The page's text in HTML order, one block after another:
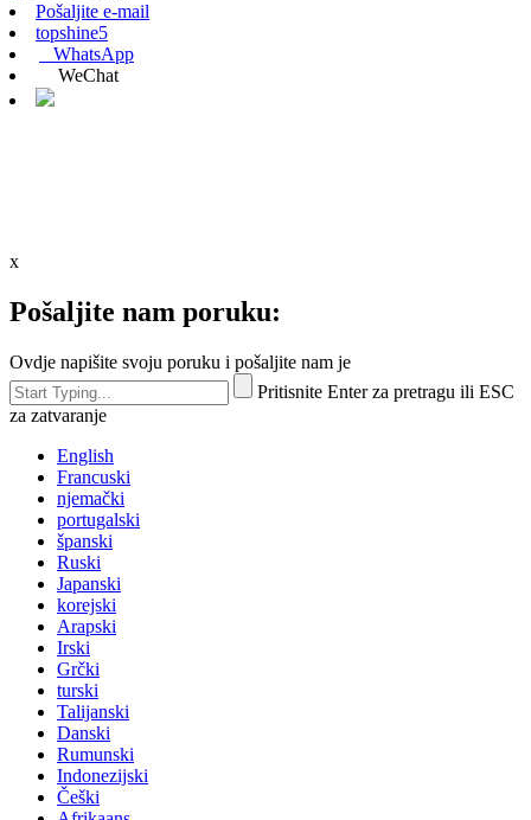
Pošaljite e-mail
topshine5
WhatsApp
WeChat
x
Pošaljite nam poruku:
Ovdje napišite svoju poruku i pošaljite nam je
Pritisnite Enter za pretragu ili ESC
za zatvaranje
English
Francuski
njemački
portugalski
španski
Ruski
Japanski
korejski
Arapski
Irski
Grčki
turski
Talijanski
Danski
Rumunski
Indonezijski
Češki